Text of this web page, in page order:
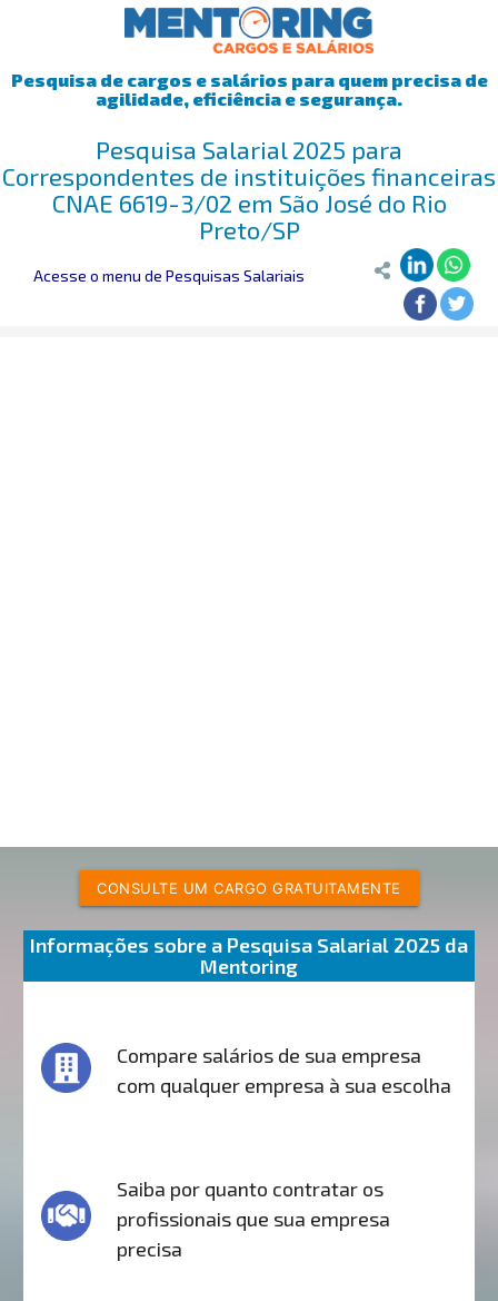
Pesquisa de cargos e salários para quem precisa de
agilidade, eficiência e segurança.
Pesquisa Salarial 2025 para
Correspondentes de instituições financeiras
CNAE 6619-3/02 em São José do Rio
Preto/SP
Acesse o menu de Pesquisas Salariais
CONSULTE UM CARGO GRATUITAMENTE
Informações sobre a Pesquisa Salarial 2025 da
Mentoring
Compare salários de sua empresa
com qualquer empresa à sua escolha
Saiba por quanto contratar os
profissionais que sua empresa
precisa